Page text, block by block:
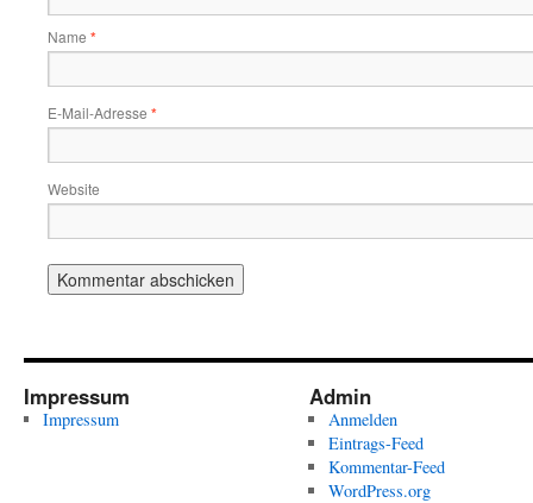
Name *
E-Mail-Adresse *
Website
Impressum
Impressum
Admin
Anmelden
Eintrags-Feed
Kommentar-Feed
WordPress.org